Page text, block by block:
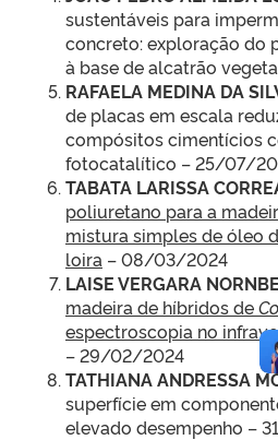
sustentáveis para
concreto: exploração do
à base de alcatrão
RAFAELA MEDINA DA
de placas em escala
compósitos cimentícios
fotocatalítico – 25/07/
TABATA LARISSA
poliuretano para a
mistura simples de óleo
loira – 08/03/2024
LAISE VERGARA
madeira de híbridos de
espectroscopia no
– 29/02/2024
TATHIANA ANDRESSA
superfície em
elevado desempenho –